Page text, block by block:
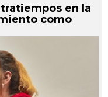
en la
como